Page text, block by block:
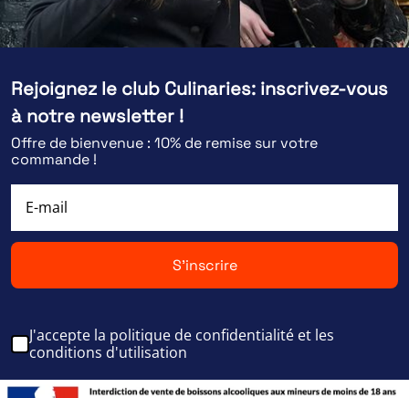
Rejoignez le club Culinaries: inscrivez-vous
à notre newsletter !
Offre de bienvenue : 10% de remise sur votre
commande !
S'inscrire
J'accepte la politique de confidentialité et les
conditions d'utilisation